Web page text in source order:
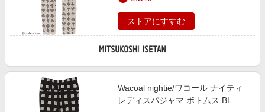
ストアにすすむ
Wacoal nightie/ワコール ナイティ
レディスパジャマ ボトムス BL ル